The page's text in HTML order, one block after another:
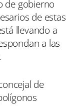
de gobierno
de estas
llevando a
a las
de